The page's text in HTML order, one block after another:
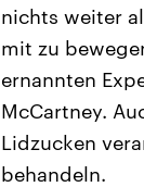
nichts weiter
mit zu
ernannten
McCartney.
Lidzucken
behandeln.